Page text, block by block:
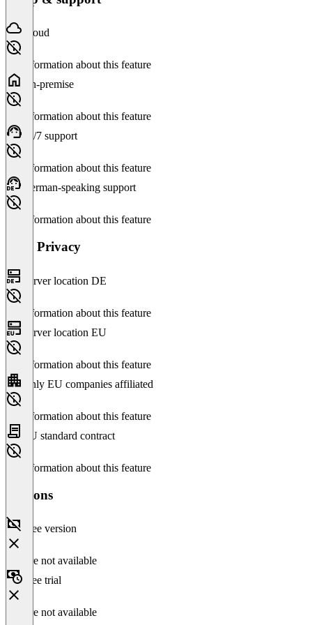
Cloud
No information about this feature
On-premise
No information about this feature
24/7 support
No information about this feature
German-speaking support
No information about this feature
Data Privacy
Server location DE
No information about this feature
Server location EU
No information about this feature
Only EU companies affiliated
No information about this feature
EU standard contract
No information about this feature
Versions
Free version
Feature not available
Free trial
Feature not available